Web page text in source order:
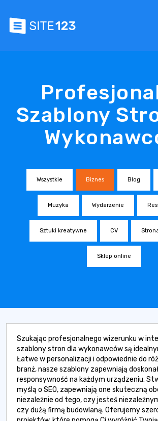
Szablony
Wszystkie Biznes Blog
Muzyka Wydarzenie
Sztuki kreatywne CV
Sklep online
Szukając profesjonalnego wizerunku w
szablony stron dla wykonawców są
Łatwe w personalizacji i odpowiednie do
branż, nasze szablony zapewniają
responsywność na każdym urządzeniu.
myślą o SEO, zapewniają one skuteczną
niezależnie od tego, czy jesteś
czy dużą firmą budowlaną. Oferujemy